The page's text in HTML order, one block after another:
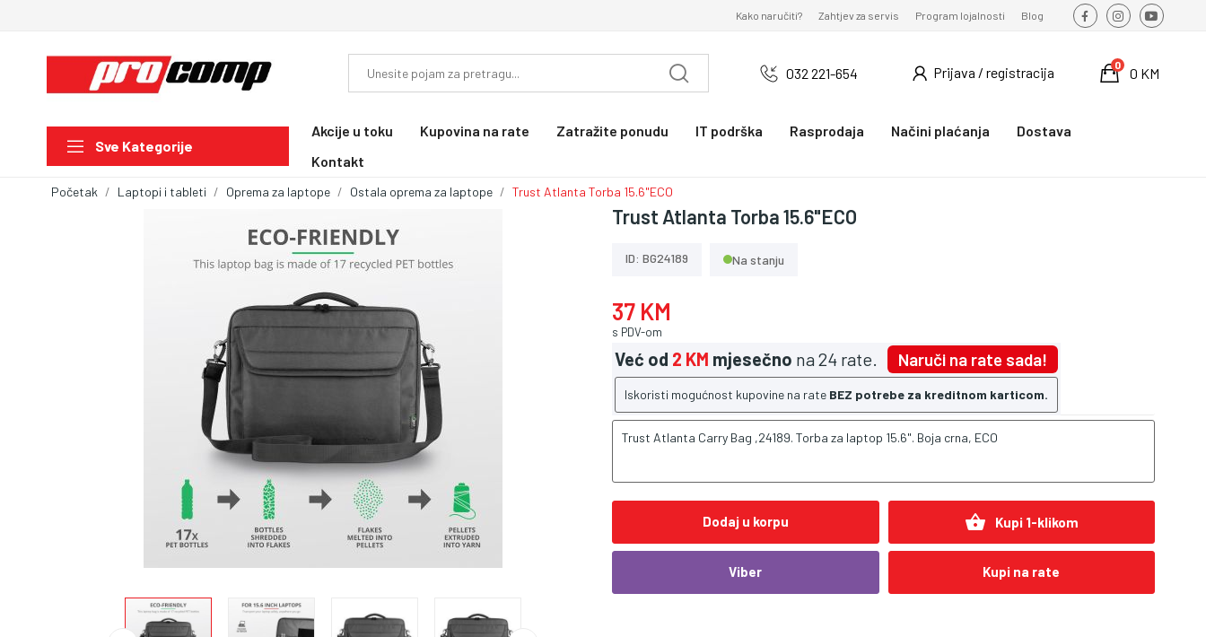
Kako naručiti? Zahtjev za servis Program lojalnosti Blog
032 221-654 Prijava / registracija 0 KM
0
Sve Kategorije
Akcije u toku Kupovina na rate Zatražite ponudu IT podrška Rasprodaja Načini plaćanja
Dostava
Kontakt
Početak Laptopi i tableti Oprema za laptope Ostala oprema za laptope Trust Atlanta Torba 15.6"ECO
Trust Atlanta Torba 15.6"ECO
ID: BG24189 Na stanju
37 KM
s PDV-om
Već od 2 KM mjesečno na 24 rate. Naruči na rate sada!
Iskoristi mogućnost kupovine na rate BEZ potrebe za kreditnom karticom.
Trust Atlanta Carry Bag ,24189. Torba za laptop 15.6". Boja crna, ECO
Dodaj u korpu shopping_basket Kupi 1-klikom
Viber Kupi na rate